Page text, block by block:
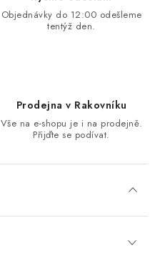
Objednávky do 12:00 odešleme
tentýž den.
Prodejna v Rakovníku
Vše na e-shopu je i na prodejně.
Přijďte se podívat.